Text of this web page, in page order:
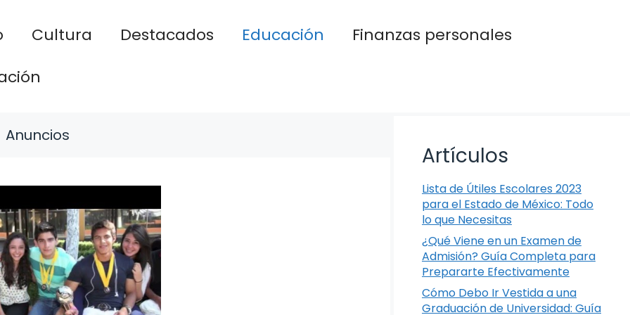
Cultura Destacados Educación
Finanzas personales
Anuncios
Artículos
Lista de Útiles Escolares 2023
para el Estado de México: Todo
lo que Necesitas
¿Qué Viene en un Examen de
Admisión? Guía Completa para
Prepararte Efectivamente
Cómo Debo Ir Vestida a una
Graduación de Universidad: Guía